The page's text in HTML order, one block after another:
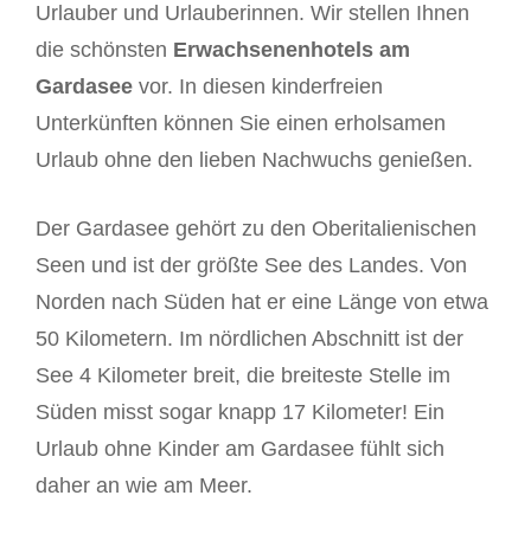
Urlauber und Urlauberinnen. Wir stellen Ihnen
die schönsten Erwachsenenhotels am
Gardasee vor. In diesen kinderfreien
Unterkünften können Sie einen erholsamen
Urlaub ohne den lieben Nachwuchs genießen.
Der Gardasee gehört zu den Oberitalienischen
Seen und ist der größte See des Landes. Von
Norden nach Süden hat er eine Länge von etwa
50 Kilometern. Im nördlichen Abschnitt ist der
See 4 Kilometer breit, die breiteste Stelle im
Süden misst sogar knapp 17 Kilometer! Ein
Urlaub ohne Kinder am Gardasee fühlt sich
daher an wie am Meer.